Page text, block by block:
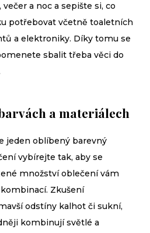
a noc a sepište si, co
potřebovat včetně toaletních
a elektroniky. Díky tomu se
sbalit třeba věci do
a materiálech
jeden oblíbený barevný
vybírejte tak, aby se
množství oblečení vám
Zkušení
odstíny kalhot či sukní,
kombinují světlé a